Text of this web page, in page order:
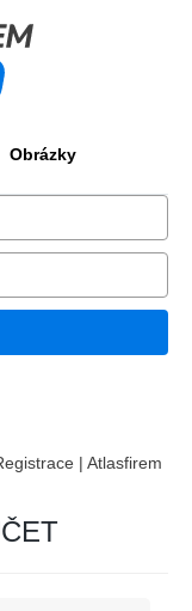
Obrázky
| Atlasfirem